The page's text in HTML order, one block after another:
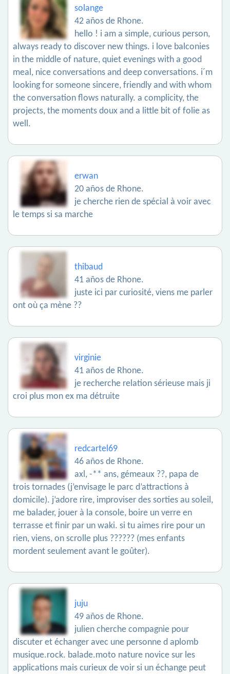
solange
42 años de Rhone.
hello ! i am a simple, curious person,
always ready to discover new things. i love balconies
in the middle of nature, quiet evenings with a good
meal, nice conversations and deep conversations. i´m
looking for someone sincere, friendly and with whom
the conversation flows naturally. a complicity, the
projects, the moments doux and a little bit of folie as
well.
erwan
20 años de Rhone.
je cherche rien de spécial à voir avec
le temps si sa marche
thibaud
41 años de Rhone.
juste ici par curiosité, viens me parler
ont où ça mène ??
virginie
41 años de Rhone.
je recherche relation sérieuse mais ji
croi plus mon ex ma détruite
redcartel69
46 años de Rhone.
axl, -** ans, gémeaux ??, papa de
trois tornades (j’envisage le parc d’attractions à
domicile). j’adore rire, improviser des sorties au soleil,
me balader, jouer à la console, boire un verre en
terrasse et finir par un waki. si tu aimes rire pour un
rien, viens, on scrolle plus ?????? (mes enfants
mordent seulement avant le goûter).
juju
49 años de Rhone.
julien cherche compagnie pour
discuter et échanger avec une personne d aplomb
musique.rock. balade.moto nature novice sur les
applications mais curieux de voir si un échange peut